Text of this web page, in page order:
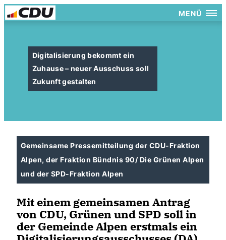
MENÜ
Digitalisierung bekommt ein
Zuhause – neuer Ausschuss soll
Zukunft gestalten
Gemeinsame Pressemitteilung der CDU-Fraktion
Alpen, der Fraktion Bündnis 90/ Die Grünen Alpen
und der SPD-Fraktion Alpen
Mit einem gemeinsamen Antrag
von CDU, Grünen und SPD soll in
der Gemeinde Alpen erstmals ein